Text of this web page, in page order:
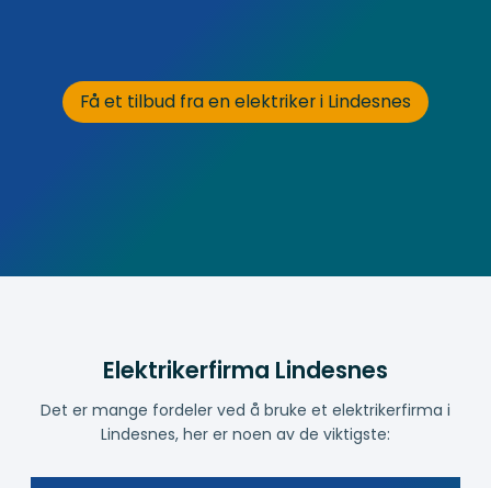
Få et tilbud fra en elektriker i Lindesnes
Elektrikerfirma Lindesnes
Det er mange fordeler ved å bruke et elektrikerfirma i
Lindesnes, her er noen av de viktigste: